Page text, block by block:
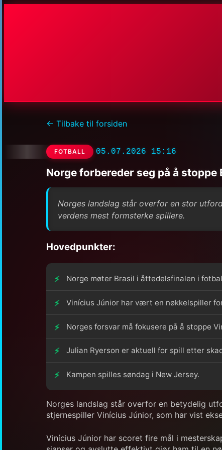
← Tilbake til forsiden
FOTBALL 05.07.2026 15:16
Norge forbereder seg på å
Norges landslag står overfor en stor
verdens mest formsterke spillere.
Hovedpunkter:
Norge møter Brasil i åttedelsfinalen i
Vinícius Júnior har vært en nøkkelspiller
Norges forsvar må fokusere på å stoppe
Julian Ryerson er aktuell for spill etter
Kampen spilles søndag i New Jersey.
Norges landslag står overfor en betydelig
stjernespiller Vinícius Júnior, som har vist
Vinícius Júnior har scoret fire mål i